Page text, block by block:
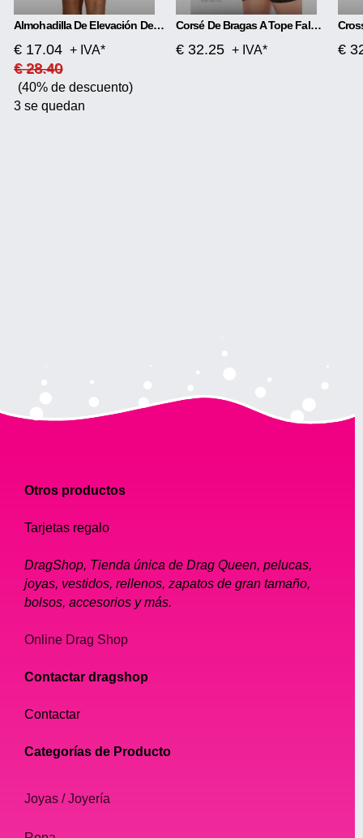
Almohadilla De Elevación De Cadera Regordeta, Pantalones Moldeadores De Glúteos
€ 17.04 + IVA*
€ 28.40
(40% de descuento)
3 se quedan
Corsé De Bragas A Tope Falso Acolchado
€ 32.25 + IVA* €
Otros productos
Tarjetas regalo
DragShop, Tienda única de Drag Queen, pelucas,
joyas, vestidos, rellenos, zapatos de gran tamaño,
bolsos, accesorios y más.
Online Drag Shop
Contactar dragshop
Contactar
Categorías de Producto
Joyas / Joyería